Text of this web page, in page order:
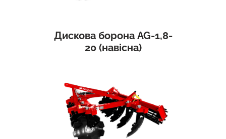
Дискова борона AG-1,8-
20 (навісна)